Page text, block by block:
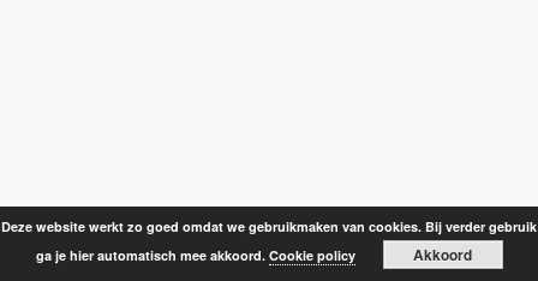
Deze website werkt zo goed omdat we gebruikmaken van cookies. Bij verder gebruik
ga je hier automatisch mee akkoord. Cookie policy Akkoord